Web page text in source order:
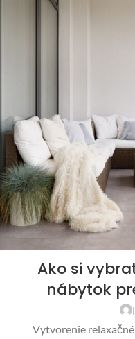
Ako si
nábytok
Vytvorenie